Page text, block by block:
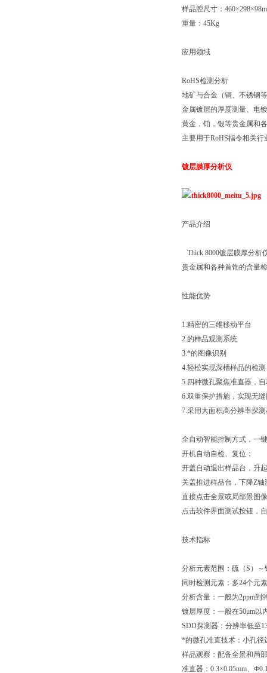
样品腔尺寸： 460×298×
重量： 45Kg
应用领域
RoHS检测分析
地矿与合金（铜、不锈钢
金属镀层的厚度测量、电
黄金，铂，银等贵金属和
主要用于RoHS指令相关行
镀层膜厚分析仪
产品介绍
Thick 8000镀层膜厚分析
贵金属和各种首饰的含量
性能优势
1.精密的三维移动平台
2.的样品观测系统
3.*的图像识别
4.轻松实现深槽样品的检测
5. 四种微孔聚焦准直器，
6.双重保护措施，实现无
7.采用大面积高分辨率探
全自动智能控制方式，一
开机自动自检、复位；
开盖自动退出样品台，升起
关盖推进样品台，下降Z轴
直接点击全景或局部景图
点击软件界面测试按钮，
技术指标
分析元素范围：硫（S ）～
同时检测元素：多24个元
分析含量：一般为2ppm到
镀层厚度：一般在50μm以
SDD探测器：分辨率低至
*的微孔准直技术：小孔径
样品观察：配备全景和局
准直器： 0.3×0.05mm、Ф